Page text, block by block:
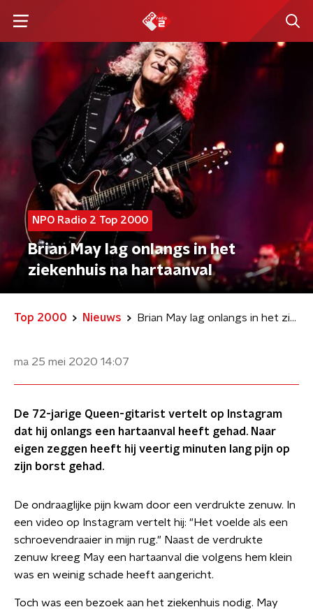
NPO Radio 2 Top 2000
Brian May lag onlangs in het
ziekenhuis na hartaanval
Top 2000 Nieuws Brian May lag onlangs in het ziekenhuis na hartaanval
ma 25 mei 2020 14:07
De 72-jarige Queen-gitarist vertelt op Instagram
dat hij onlangs een hartaanval heeft gehad. Naar
eigen zeggen heeft hij veertig minuten lang pijn op
zijn borst gehad.
De ondraaglijke pijn kwam door een verdrukte zenuw. In
een video op Instagram vertelt hij: "Het voelde als een
schroevendraaier in mijn rug." Naast de verdrukte
zenuw kreeg May een hartaanval die volgens hem klein
was en weinig schade heeft aangericht.
Toch was een bezoek aan het ziekenhuis nodig. May